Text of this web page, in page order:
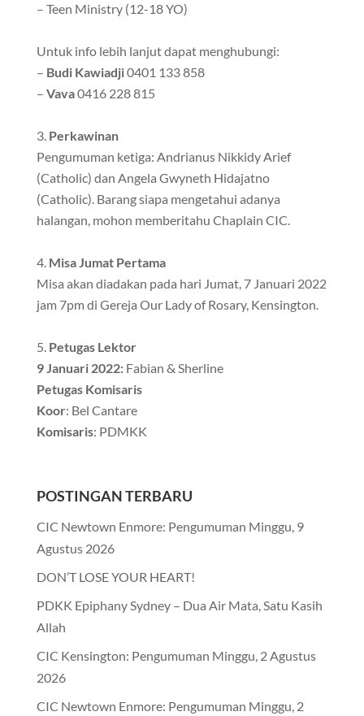
– Teen Ministry (12-18 YO)
Untuk info lebih lanjut dapat menghubungi:
– Budi Kawiadji0401 133 858
– Vava0416 228 815
Perkawinan
Pengumuman ketiga: Andrianus Nikkidy Arief
(Catholic) dan Angela Gwyneth Hidajatno
(Catholic). Barang siapa mengetahui adanya
halangan, mohon memberitahu Chaplain CIC.
Misa Jumat Pertama
Misa akan diadakan pada hari Jumat, 7 Januari 2022
jam 7pm di Gereja Our Lady of Rosary, Kensington.
Petugas Lektor
9 Januari 2022: Fabian & Sherline
Petugas Komisaris
Koor: Bel Cantare
Komisaris: PDMKK
POSTINGAN TERBARU
CIC Newtown Enmore: Pengumuman Minggu, 9
Agustus 2026
DON’T LOSE YOUR HEART!
PDKK Epiphany Sydney – Dua Air Mata, Satu Kasih
Allah
CIC Kensington: Pengumuman Minggu, 2 Agustus
2026
CIC Newtown Enmore: Pengumuman Minggu, 2